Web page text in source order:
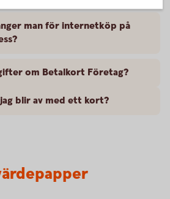
man för internetköp på
om Betalkort Företag?
blir av med ett kort?